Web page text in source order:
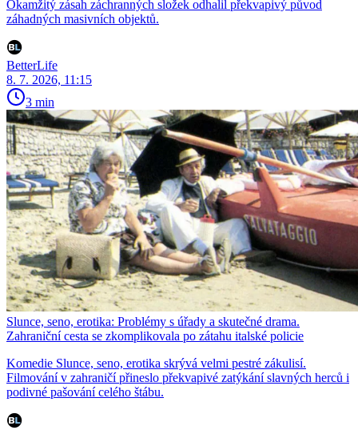
Okamžitý zásah záchranných složek odhalil překvapivý původ
záhadných masivních objektů.
BetterLife
8. 7. 2026, 11:15
3 min
Slunce, seno, erotika: Problémy s úřady a skutečné drama.
Zahraniční cesta se zkomplikovala po zátahu italské policie
Komedie Slunce, seno, erotika skrývá velmi pestré zákulisí.
Filmování v zahraničí přineslo překvapivé zatýkání slavných herců i
podivné pašování celého štábu.